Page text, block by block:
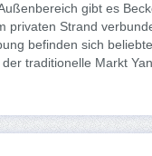
gibt es
privaten Strand
befinden sich beliebte
traditionelle Markt